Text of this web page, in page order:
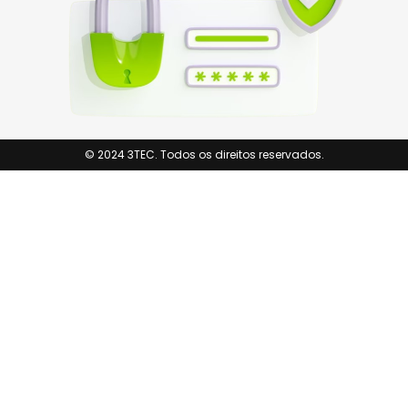
© 2024 3TEC. Todos os direitos reservados.